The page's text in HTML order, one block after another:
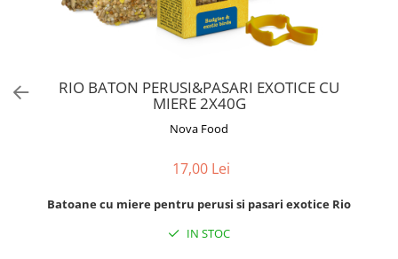
Hrana umedaRIO BATON PERUSI&PASARI EXOTICE CU
MIERE 2X40G
Nova Food
17,00 Lei
Batoane cu miere pentru perusi si pasari exotice Rio
IN STOC